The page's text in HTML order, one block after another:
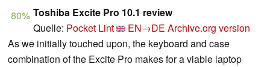
80% Toshiba Excite Pro 10.1 review
Quelle: Pocket Lint EN→DE Archive.org version
As we initially touched upon, the keyboard and case
combination of the Excite Pro makes for a viable laptop